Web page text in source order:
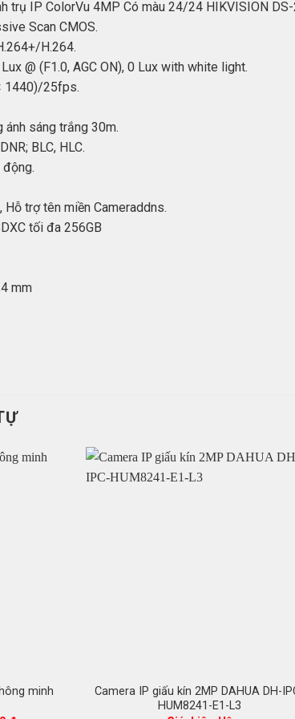
trụ IP ColorVu 4MP Có màu 24/24 HIKVISION
Scan CMOS.
H.264.
@ (F1.0, AGC ON), 0 Lux with white light.
1440)/25fps.
sáng trắng 30m.
BLC, HLC.
động.
trợ tên miền Cameraddns.
tối đa 256GB
mm
minh
Camera IP giấu kín 2MP DAHUA DH-
HUM8241-E1-L3